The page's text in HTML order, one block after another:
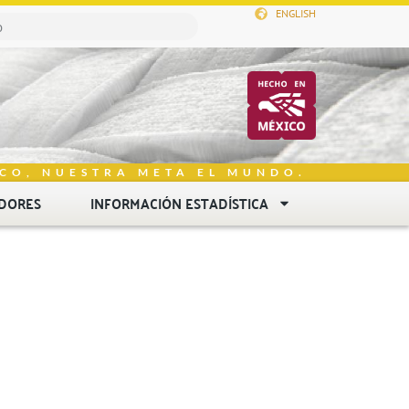
ENGLISH
NUESTRA META EL MUNDO.
INFORMACIÓN ESTADÍSTICA